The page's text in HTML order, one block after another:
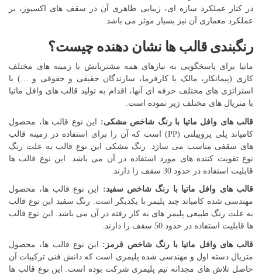
در کنار عملکرد سازه ای، زیبایی ظاهری آن در سقف های اکسپوز، بر
عملکرد معماری آن نیز بسیار موثر می باشد.
رنگبندی قالب ها نشان دهنده چیست؟
ماتیا برای پاسخگویی به نیازهای همه مشتریانش با زمینه های مختلف
کاری (پیمانکار، مالک یا کارفرما، سازندگان حقیقی و حقوقی و …) با
استراتژی های مختلف حرفه ای آنها، اقدام به تولید قالب های وافل ماتیا
با متریال های مختلف زیر نموده است.
قالب های وافل ماتیا با رنگ شاخص مشکی: این نوع قالب ها، محصول
کامپاند پلی پروپیلنی (PP) است که آن را برای استفاده در زمینه قالب
های سقفی مناسب می سازد. رنگ مشکی این نوع قالب به علت رنگ
نوع تقویت کننده های مورد استفاده در آن می باشد. این نوع قالب ها
قابلیت استفاده در حدود 30 سقف را دارند.
قالب های وافل ماتیا با رنگ شاخص سفید: این نوع قالب ها، محصول
مهندسی شده کامپاند چند پلیمر با یکدیگر است. رنگ سفید این نوع قالب
به علت رنگ طبیعی پلیمر های به کار رفته در آن می باشد. این نوع قالب
ها قابلیت استفاده در حدود 50 سقف را دارند.
قالب های وافل ماتیا با رنگ شاخص قرمز: این نوع قالب ها، محصول
متریال دسته اول و مهندسی شده پلیمری است که دانش فنی ترکیبات آن
حاصل تلاش های مجدانه تیم پلیمری شرکت بوده است. این نوع قالب ها